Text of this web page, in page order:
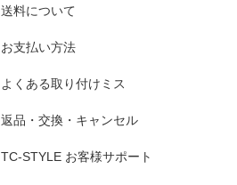
送料について
お支払い方法
よくある取り付けミス
返品・交換・キャンセル
TC-STYLE お客様サポート